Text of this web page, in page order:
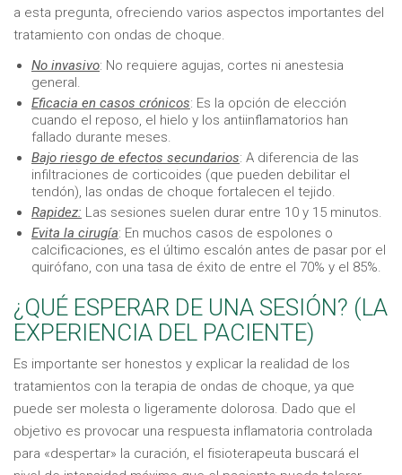
a esta pregunta, ofreciendo varios aspectos importantes del
tratamiento con ondas de choque.
No invasivo: No requiere agujas, cortes ni anestesia
general.
Eficacia en casos crónicos: Es la opción de elección
cuando el reposo, el hielo y los antiinflamatorios han
fallado durante meses.
Bajo riesgo de efectos secundarios: A diferencia de las
infiltraciones de corticoides (que pueden debilitar el
tendón), las ondas de choque fortalecen el tejido.
Rapidez: Las sesiones suelen durar entre 10 y 15 minutos.
Evita la cirugía: En muchos casos de espolones o
calcificaciones, es el último escalón antes de pasar por el
quirófano, con una tasa de éxito de entre el 70% y el 85%.
¿QUÉ ESPERAR DE UNA SESIÓN? (LA
EXPERIENCIA DEL PACIENTE)
Es importante ser honestos y explicar la realidad de los
tratamientos con la terapia de ondas de choque, ya que
puede ser molesta o ligeramente dolorosa. Dado que el
objetivo es provocar una respuesta inflamatoria controlada
para «despertar» la curación, el fisioterapeuta buscará el